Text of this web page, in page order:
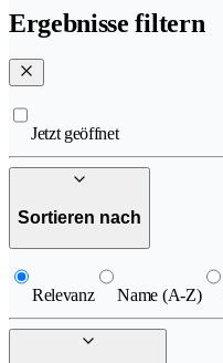
Ergebnisse filtern
Jetzt geöffnet
Sortieren nach
Relevanz Name (A-Z)